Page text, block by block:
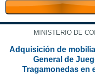
MINISTERIO DE
Adquisición de
General de
Tragamonedas en